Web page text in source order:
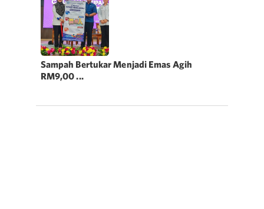
Sampah Bertukar Menjadi Emas Agih
RM9,00 ...